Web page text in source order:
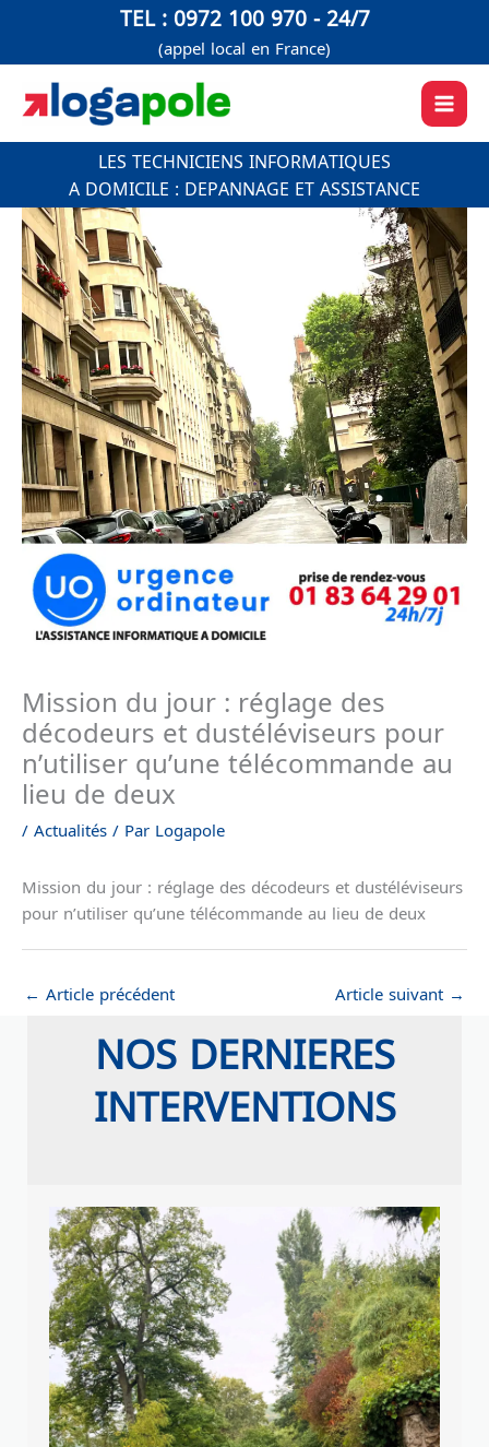
contenu
TEL : 0972 100 970 - 24/7
(appel local en France)
LES TECHNICIENS INFORMATIQUES
A DOMICILE : DEPANNAGE ET ASSISTANCE
Mission du jour : réglage des
décodeurs et dustéléviseurs pour
n’utiliser qu’une télécommande au
lieu de deux
/ Actualités / Par Logapole
Mission du jour : réglage des décodeurs et dustéléviseurs
pour n’utiliser qu’une télécommande au lieu de deux
← Article précédent Article suivant →
NOS DERNIERES
INTERVENTIONS